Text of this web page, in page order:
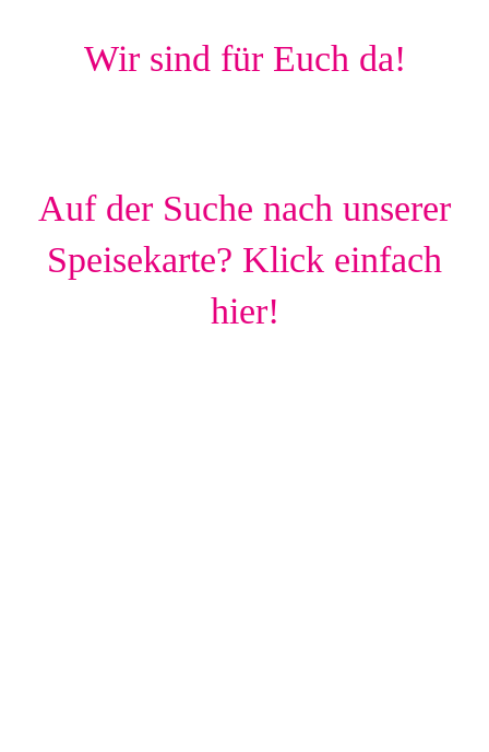
Wir sind für Euch da!
Auf der Suche nach unserer
Speisekarte? Klick einfach
hier!